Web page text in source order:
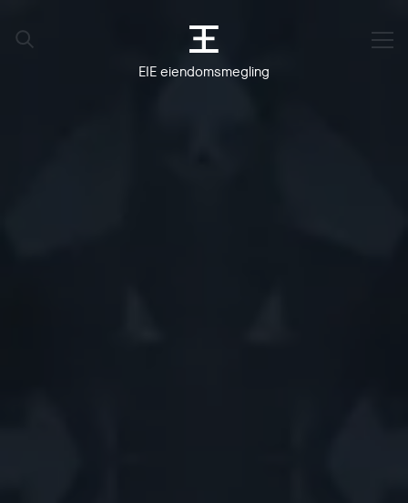
EIE eiendomsmegling